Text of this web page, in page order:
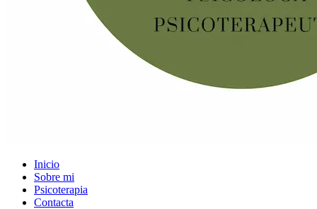
Inicio
Sobre mi
Psicoterapia
Contacta